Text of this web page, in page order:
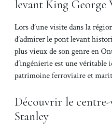
levant King George
Lors d’une visite dans la
d’admirer le pont levant
plus vieux de son genre en
d’ingénierie est une véritable
patrimoine ferroviaire et
Découvrir le
Stanley